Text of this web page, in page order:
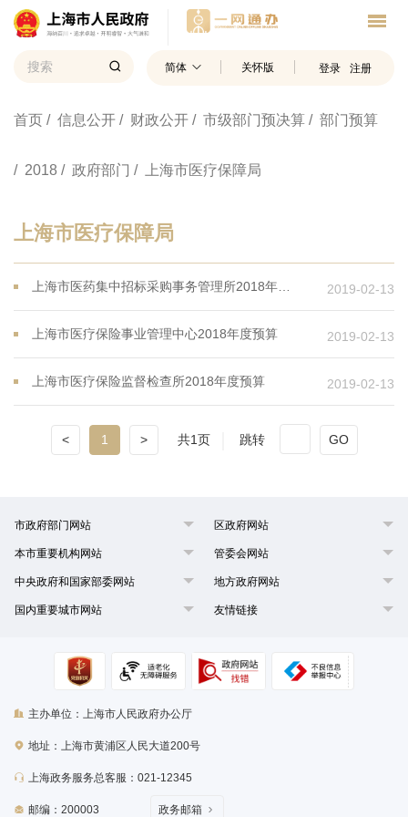
简体 关怀版 登录 注册
首页 / 信息公开 / 财政公开 / 市级部门预决算 / 部门预算
/ 2018 / 政府部门 / 上海市医疗保障局
上海市医疗保障局
2019-02-13
上海市医疗保险事业管理中心2018年度预算 2019-02-13
上海市医疗保险监督检查所2018年度预算 2019-02-13
< 1 > 共1页 跳转 GO
市政府部门网站 区政府网站
本市重要机构网站 管委会网站
中央政府和国家部委网站 地方政府网站
国内重要城市网站 友情链接
主办单位：上海市人民政府办公厅
地址：上海市黄浦区人民大道200号
上海政务服务总客服：021-12345
邮编：200003 政务邮箱